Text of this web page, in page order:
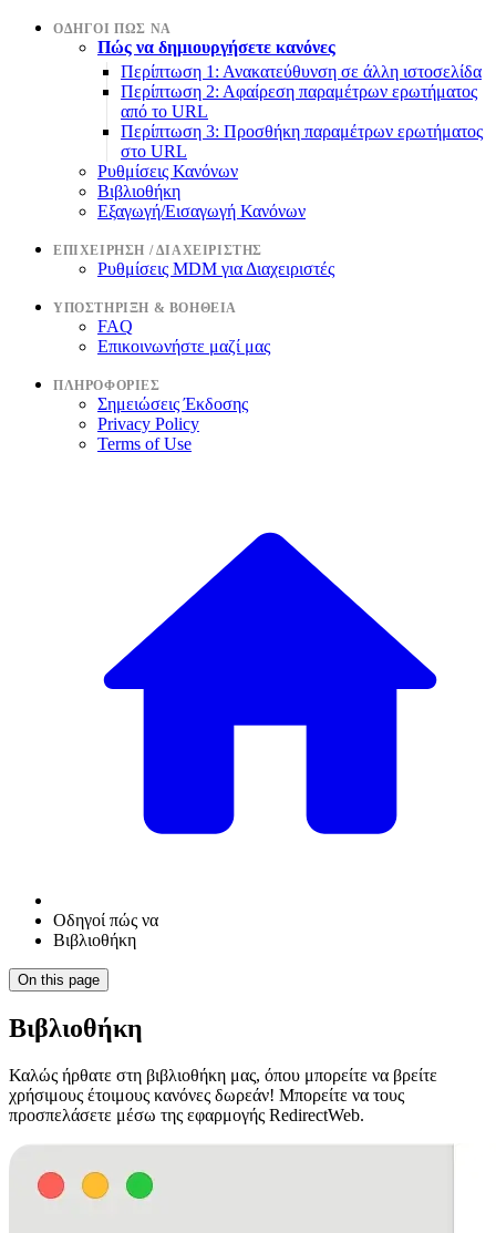
ΟΔΗΓΟΊ ΠΏΣ ΝΑ
Πώς να δημιουργήσετε κανόνες
Περίπτωση 1: Ανακατεύθυνση σε άλλη ιστοσελίδα
Περίπτωση 2: Αφαίρεση παραμέτρων ερωτήματος
από το URL
Περίπτωση 3: Προσθήκη παραμέτρων ερωτήματος
στο URL
Ρυθμίσεις Κανόνων
Βιβλιοθήκη
Εξαγωγή/Εισαγωγή Κανόνων
ΕΠΙΧΕΊΡΗΣΗ / ΔΙΑΧΕΙΡΙΣΤΉΣ
Ρυθμίσεις MDM για Διαχειριστές
ΥΠΟΣΤΉΡΙΞΗ & ΒΟΉΘΕΙΑ
FAQ
Επικοινωνήστε μαζί μας
ΠΛΗΡΟΦΟΡΊΕΣ
Σημειώσεις Έκδοσης
Privacy Policy
Terms of Use
Οδηγοί πώς να
Βιβλιοθήκη
On this page
Βιβλιοθήκη
Καλώς ήρθατε στη βιβλιοθήκη μας, όπου μπορείτε να βρείτε
χρήσιμους έτοιμους κανόνες δωρεάν! Μπορείτε να τους
προσπελάσετε μέσω της εφαρμογής RedirectWeb.